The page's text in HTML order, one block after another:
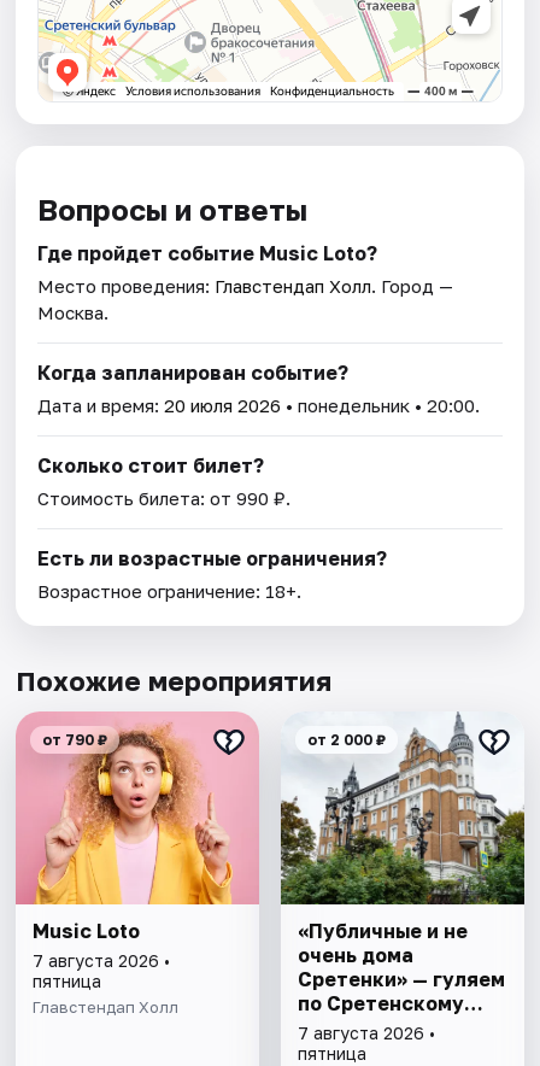
Вопросы и ответы
Где пройдет событие Music Loto?
Место проведения: Главстендап Холл. Город —
Москва.
Когда запланирован событие?
Дата и время:20 июля 2026 • понедельник • 20:00.
Сколько стоит билет?
Стоимость билета: от 990 ₽.
Есть ли возрастные ограничения?
Возрастное ограничение: 18+.
Похожие мероприятия
от 790 ₽
Music Loto
7 августа 2026 •
пятница
Главстендап Холл
от 2 000 ₽
«Публичные и не
очень дома
Сретенки» — гуляем
по Сретенскому
бульвару
7 августа 2026 •
пятница